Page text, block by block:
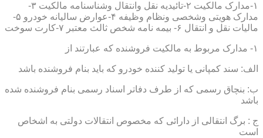
۱-مدارک مالکیت ۲-تائیدیه نقل وانتقال وشناسنامه مالکیت ۳-
مدارک هویتی وشخصی ونظام وظیفه ۴-عوارض سالیانه خودرو ۵-
مالیات نقل و انتقال ۶- بیمه نامه شخص ثالث معتبر ۷-کارت سوخت
۱- مدارک مربوط به مالکیت فروشنده که عبارتند از
الف: سند کمپانی یا تولید کننده خودرو که باید بنام فروشنده باشد
ب: بنچاق رسمی که از طرف دفاتر اسناد رسمی بنام فروشنده شده
باشد
ج : برگ انتقالی از دارائی که مخصوص انتقالات دولتی به اشخاص
است